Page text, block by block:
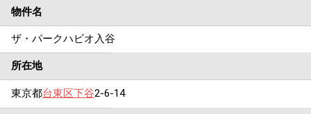
物件名
ザ・パークハビオ入谷
所在地
東京都台東区下谷2-6-14